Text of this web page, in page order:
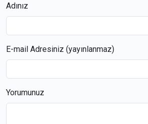
Adınız
E-mail Adresiniz (yayınlanmaz)
Yorumunuz